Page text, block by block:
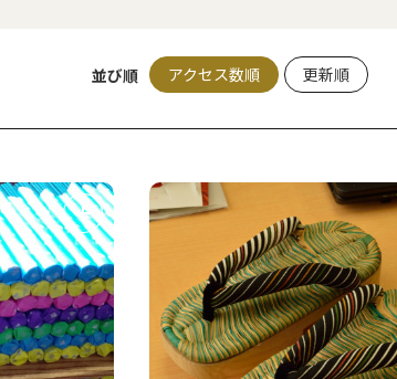
並び順 アクセス数順 更新順